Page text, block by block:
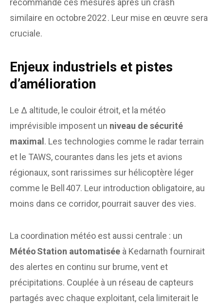
similaire en octobre 2022 . Leur mise en œuvre sera
cruciale.
Enjeux industriels et pistes
d’amélioration
Le Δ altitude, le couloir étroit, et la météo
imprévisible imposent un niveau de sécurité
maximal. Les technologies comme le radar terrain
et le TAWS, courantes dans les jets et avions
régionaux, sont rarissimes sur hélicoptère léger
comme le Bell 407. Leur introduction obligatoire, au
moins dans ce corridor, pourrait sauver des vies.
La coordination météo est aussi centrale : un
Météo Station automatisée à Kedarnath fournirait
des alertes en continu sur brume, vent et
précipitations. Couplée à un réseau de capteurs
partagés avec chaque exploitant, cela limiterait le